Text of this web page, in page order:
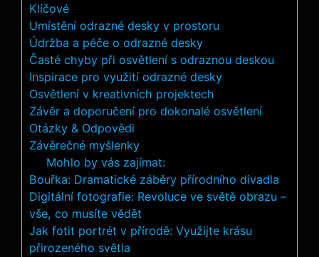
Klíčové
Umístění odrazné desky ⁢v prostoru
Údržba a péče o ‌odrazné ⁢desky
Časté chyby při‍ osvětlení s odraznou deskou
Inspirace pro‍ využití ⁢odrazné desky
Osvětlení v‍ kreativních projektech
Závěr a doporučení pro dokonalé osvětlení
Otázky & Odpovědi
Závěrečné myšlenky
Mohlo by vás zajímat:
Bouřka: Dramatické záběry přírodního divadla
Digitální fotografie: Revoluce ve světě obrazu –
vše, co musíte vědět
Jak fotit portrét v přírodě: Využijte krásu
přirozeného světla